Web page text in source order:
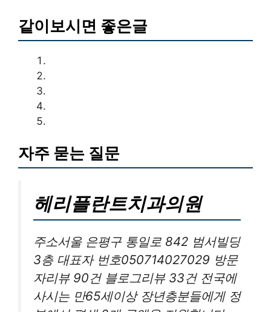
같이보시면 좋은글
자주 묻는 질문
헤리플란트치과의원
주소서울 은평구 통일로 842 범서빌딩
3층 대표자 번호050714027029 방문
자리뷰 90건 블로그리뷰 33건 전국에
사시는 만65세이상 장년층분들에게 정